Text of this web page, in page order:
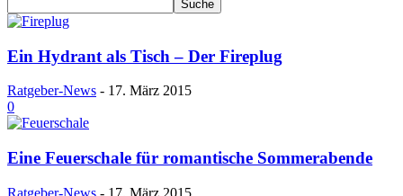
Ein Hydrant als Tisch – Der Fireplug
Ratgeber-News - 17. März 2015
0
Eine Feuerschale für romantische Sommerabende
Ratgeber-News - 17. März 2015